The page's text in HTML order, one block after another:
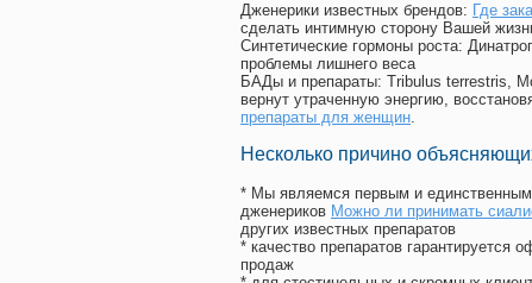
Дженерики известных брендов: Где
сделать интимную сторону Вашей
Синтетические гормоны роста:
проблемы лишнего веса
БАДы и препараты: Tribulus terrestris,
вернут утраченную энергию,
препараты для женщин.
Несколько причино
* Мы являемся первым и единственным
дженериков Можно ли принимать
других известных препаратов
* качество препаратов
продаж